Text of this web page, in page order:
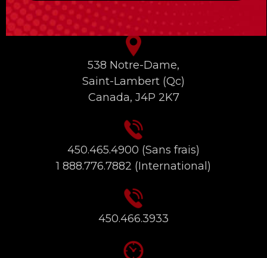
INFORMATIONS DE CONTACT
538 Notre-Dame,
Saint-Lambert (Qc)
Canada, J4P 2K7
450.465.4900 (Sans frais)
1 888.776.7882 (International)
450.466.3933